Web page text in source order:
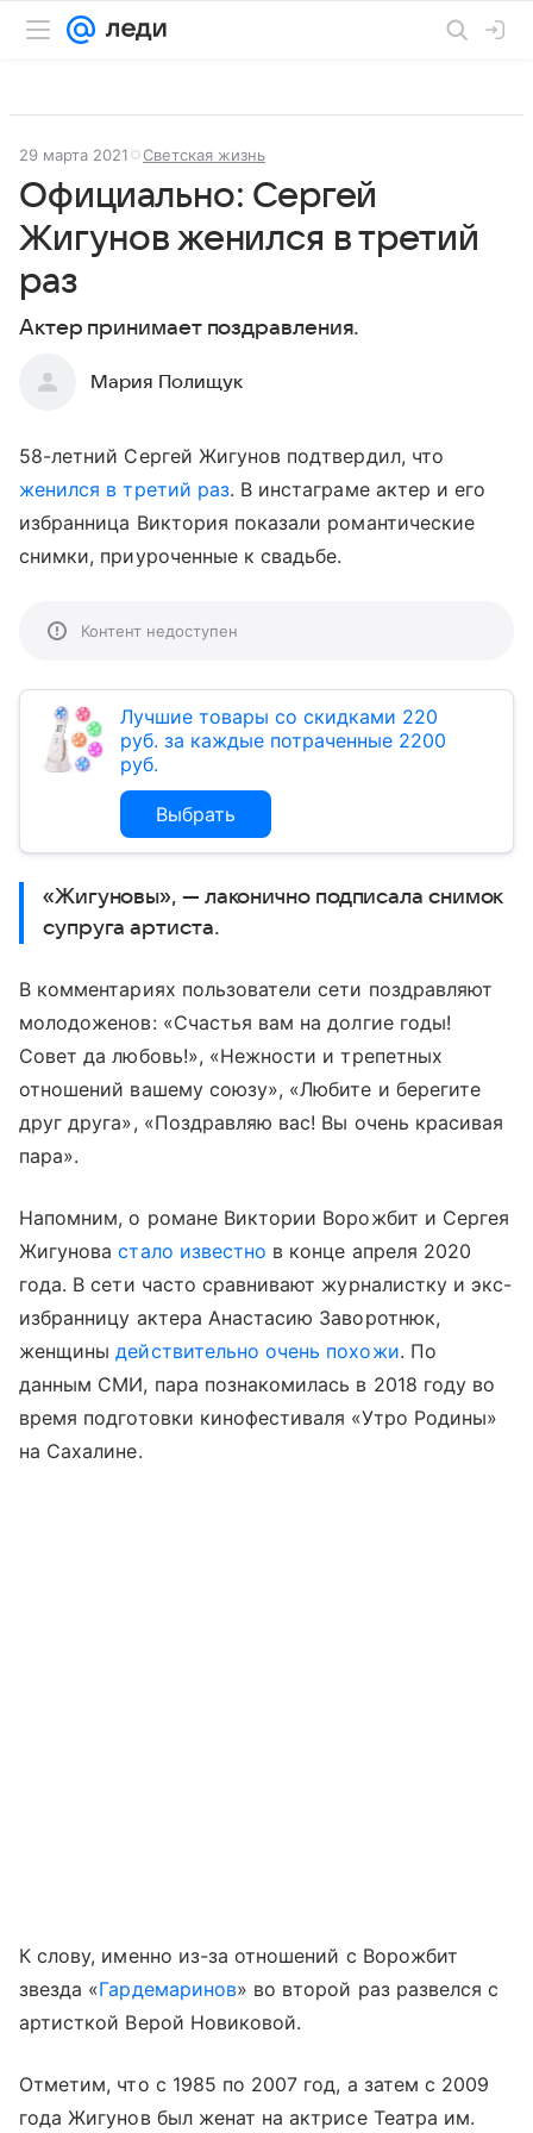
29 марта 2021 Светская жизнь
Официально: Сергей
Жигунов женился в третий
раз
Актер принимает поздравления.
Мария Полищук
58-летний Сергей Жигунов подтвердил, что
женился в третий раз. В инстаграме актер и его
избранница Виктория показали романтические
снимки, приуроченные к свадьбе.
Контент недоступен
Лучшие товары со скидками 220
руб. за каждые потраченные 2200
руб.
Выбрать
«Жигуновы», — лаконично подписала снимок
супруга артиста.
В комментариях пользователи сети поздравляют
молодоженов: «Счастья вам на долгие годы!
Совет да любовь!», «Нежности и трепетных
отношений вашему союзу», «Любите и берегите
друг друга», «Поздравляю вас! Вы очень красивая
пара».
Напомним, о романе Виктории Ворожбит и Сергея
Жигуновастало известно в конце апреля 2020
года. В сети часто сравнивают журналистку и экс-
избранницу актера Анастасию Заворотнюк,
женщиныдействительно очень похожи. По
данным СМИ, пара познакомилась в 2018 году во
время подготовки кинофестиваля «Утро Родины»
на Сахалине.
К слову, именно из-за отношений с Ворожбит
звезда «Гардемаринов» во второй раз развелся с
артисткой Верой Новиковой.
Отметим, что с 1985 по 2007 год, а затем с 2009
года Жигунов был женат на актрисе Театра им.